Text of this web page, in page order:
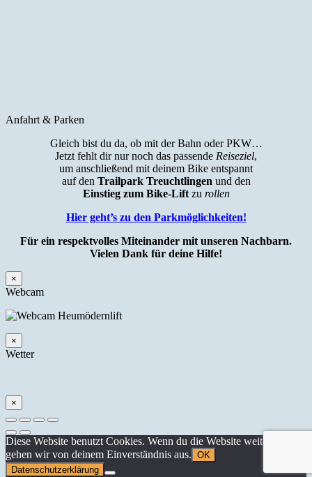
Anfahrt & Parken
Gleich bist du da, ob mit der Bahn oder PKW…
Jetzt fehlt dir nur noch das passende Reiseziel,
um anschließend mit deinem Bike entspannt
auf den Trailpark Treuchtlingen und den
Einstieg zum Bike-Liftzu rollen
Hier geht’s zu den Parkmöglichkeiten!
Für ein respektvolles Miteinander mit unseren Nachbarn.
Vielen Dank für deine Hilfe!
×
Webcam
×
Wetter
×
Diese Website benutzt Cookies. Wenn du die Website weiter nutzt,
gehen wir von deinem Einverständnis aus. OK
Datenschutzerklärung